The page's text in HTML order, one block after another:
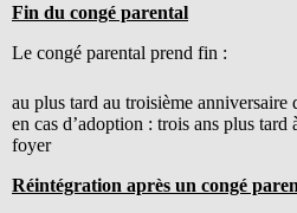
Fin du congé parental
Le congé parental prend fin :
au plus tard au troisième anniversaire
en cas d’adoption : trois ans plus tard
foyer
Réintégration après un congé